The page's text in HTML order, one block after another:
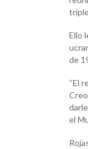
Ello
de
“El
el